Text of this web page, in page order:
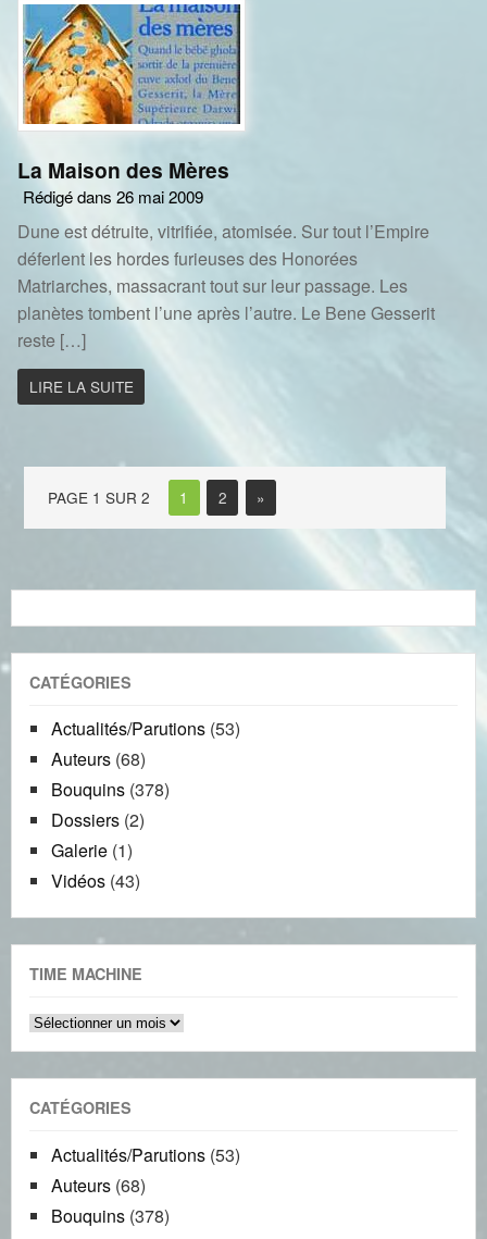
La Maison des Mères
Rédigé dans 26 mai 2009
Dune est détruite, vitrifiée, atomisée. Sur tout l’Empire
déferlent les hordes furieuses des Honorées
Matriarches, massacrant tout sur leur passage. Les
planètes tombent l’une après l’autre. Le Bene Gesserit
reste […]
LIRE LA SUITE
PAGE 1 SUR 2 1 2 »
CATÉGORIES
Actualités/Parutions (53)
Auteurs (68)
Bouquins (378)
Dossiers (2)
Galerie (1)
Vidéos (43)
TIME MACHINE
Time
CATÉGORIES
Actualités/Parutions (53)
Auteurs (68)
Bouquins (378)